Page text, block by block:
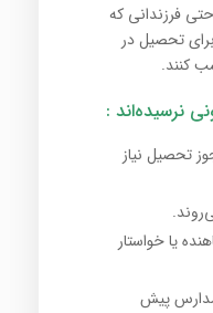
فرزندانی که
تحصیل در
کنند.
نرسیده‌اند :
تحصیل نیاز
یا خواستار
پیش